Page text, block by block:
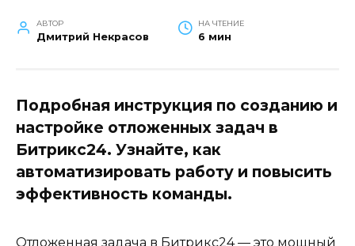
АВТОР
Дмитрий Некрасов
НА ЧТЕНИЕ
6 мин
Подробная инструкция по созданию и
настройке отложенных задач в
Битрикс24. Узнайте, как
автоматизировать работу и повысить
эффективность команды.
Отложенная задача в Битрикс24 — это мощный